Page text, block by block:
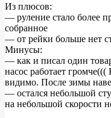
Из плюсов:
— руление стало более
собранное
— от рейки больше нет
Минусы:
— как и писал один
насос работает
видимо. После зимы
— остался небольшой
на небольшой скорости